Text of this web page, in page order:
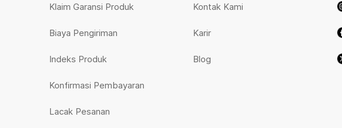
Klaim Garansi Produk
Biaya Pengiriman
Indeks Produk
Konfirmasi Pembayaran
Lacak Pesanan
Kontak Kami
Karir
Blog